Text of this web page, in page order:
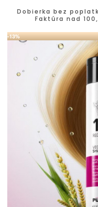
Dobierka bez
Faktúra nad
-13%